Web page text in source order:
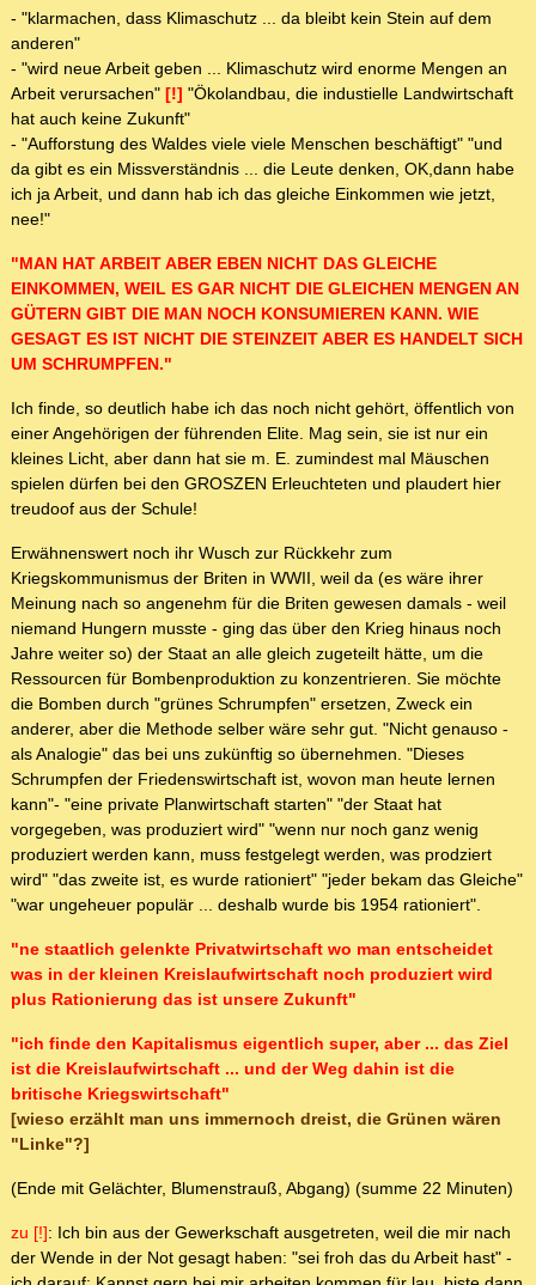
- "klarmachen, dass Klimaschutz ... da bleibt kein Stein auf dem
anderen"
- "wird neue Arbeit geben ... Klimaschutz wird enorme Mengen an
Arbeit verursachen" [!] "Ökolandbau, die industielle Landwirtschaft
hat auch keine Zukunft"
- "Aufforstung des Waldes viele viele Menschen beschäftigt" "und
da gibt es ein Missverständnis ... die Leute denken, OK,dann habe
ich ja Arbeit, und dann hab ich das gleiche Einkommen wie jetzt,
nee!"
"MAN HAT ARBEIT ABER EBEN NICHT DAS GLEICHE
EINKOMMEN, WEIL ES GAR NICHT DIE GLEICHEN MENGEN AN
GÜTERN GIBT DIE MAN NOCH KONSUMIEREN KANN. WIE
GESAGT ES IST NICHT DIE STEINZEIT ABER ES HANDELT SICH
UM SCHRUMPFEN."
Ich finde, so deutlich habe ich das noch nicht gehört, öffentlich von
einer Angehörigen der führenden Elite. Mag sein, sie ist nur ein
kleines Licht, aber dann hat sie m. E. zumindest mal Mäuschen
spielen dürfen bei den GROSZEN Erleuchteten und plaudert hier
treudoof aus der Schule!
Erwähnenswert noch ihr Wusch zur Rückkehr zum
Kriegskommunismus der Briten in WWII, weil da (es wäre ihrer
Meinung nach so angenehm für die Briten gewesen damals - weil
niemand Hungern musste - ging das über den Krieg hinaus noch
Jahre weiter so) der Staat an alle gleich zugeteilt hätte, um die
Ressourcen für Bombenproduktion zu konzentrieren. Sie möchte
die Bomben durch "grünes Schrumpfen" ersetzen, Zweck ein
anderer, aber die Methode selber wäre sehr gut. "Nicht genauso -
als Analogie" das bei uns zukünftig so übernehmen. "Dieses
Schrumpfen der Friedenswirtschaft ist, wovon man heute lernen
kann"- "eine private Planwirtschaft starten" "der Staat hat
vorgegeben, was produziert wird" "wenn nur noch ganz wenig
produziert werden kann, muss festgelegt werden, was prodziert
wird" "das zweite ist, es wurde rationiert" "jeder bekam das Gleiche"
"war ungeheuer populär ... deshalb wurde bis 1954 rationiert".
"ne staatlich gelenkte Privatwirtschaft wo man entscheidet
was in der kleinen Kreislaufwirtschaft noch produziert wird
plus Rationierung das ist unsere Zukunft"
"ich finde den Kapitalismus eigentlich super, aber ... das Ziel
ist die Kreislaufwirtschaft ... und der Weg dahin ist die
britische Kriegswirtschaft"
[wieso erzählt man uns immernoch dreist, die Grünen wären
"Linke"?]
(Ende mit Gelächter, Blumenstrauß, Abgang) (summe 22 Minuten)
zu [!]: Ich bin aus der Gewerkschaft ausgetreten, weil die mir nach
der Wende in der Not gesagt haben: "sei froh das du Arbeit hast" -